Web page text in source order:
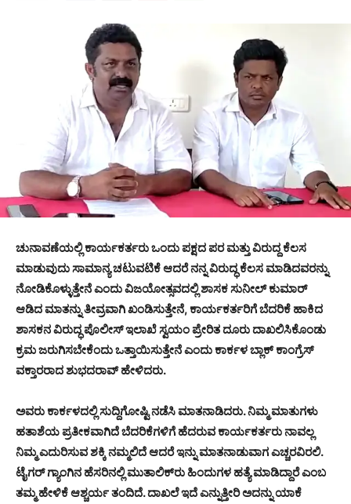
ಚುನಾವಣೆಯಲ್ಲಿ ಕಾರ್ಯಕರ್ತರು ಒಂದು ಪಕ್ಷದ ಪರ ಮತ್ತು ವಿರುದ್ದ ಕೆಲಸ
ಮಾಡುವುದು ಸಾಮಾನ್ಯ ಚಟುವಟಿಕೆ ಆದರೆ ನನ್ನ ವಿರುದ್ಧ ಕೆಲಸ ಮಾಡಿದವರನ್ನು
ನೋಡಿಕೊಳ್ಳುತ್ತೇನೆ ಎಂದು ವಿಜಯೋತ್ಸವದಲ್ಲಿ ಶಾಸಕ ಸುನೀಲ್ ಕುಮಾರ್
ಆಡಿದ ಮಾತನ್ನು ತೀವ್ರವಾಗಿ ಖಂಡಿಸುತ್ತೇನೆ, ಕಾರ್ಯಕರ್ತರಿಗೆ ಬೆದರಿಕೆ ಹಾಕಿದ
ಶಾಸಕನ ವಿರುದ್ಧ ಪೊಲೀಸ್ ಇಲಾಖೆ ಸ್ವಯಂ ಪ್ರೇರಿತ ದೂರು ದಾಖಲಿಸಿಕೊಂಡು
ಕ್ರಮ ಜರುಗಿಸಬೇಕೆಂದು ಒತ್ತಾಯಿಸುತ್ತೇನೆ ಎಂದು ಕಾರ್ಕಳ ಬ್ಲಾಕ್ ಕಾಂಗ್ರೆಸ್
ವಕ್ತಾರರಾದ ಶುಭದರಾವ್ ಹೇಳಿದರು.
ಅವರು ಕಾರ್ಕಳದಲ್ಲಿ ಸುದ್ದಿಗೋಷ್ಟಿ ನಡೆಸಿ ಮಾತನಾಡಿದರು. ನಿಮ್ಮ ಮಾತುಗಳು
ಹತಾಶೆಯ ಪ್ರತೀಕವಾಗಿದೆ ಬೆದರಿಕೆಗಳಿಗೆ ಹೆದರುವ ಕಾರ್ಯಕರ್ತರು ನಾವಲ್ಲ
ನಿಮ್ಮ ಎದುರಿಸುವ ಶಕ್ಕಿ ನಮ್ಮಲಿದೆ ಆದರೆ ಇನ್ನು ಮಾತನಾಡುವಾಗ ಎಚ್ಚರವಿರಲಿ.
ಟೈಗರ್ ಗ್ಯಾಂಗಿನ ಹೆಸರಿನಲ್ಲಿ ಮುತಾಲಿಕ್‍ರು ಹಿಂದುಗಳ ಹತ್ಯೆ ಮಾಡಿದ್ದಾರೆ ಎಂಬ
ತಮ್ಮ ಹೇಳಿಕೆ ಆಶ್ಚರ್ಯ ತಂದಿದೆ. ದಾಖಲೆ ಇದೆ ಎನ್ನುತ್ತೀರಿ ಅದನ್ನು ಯಾಕೆ